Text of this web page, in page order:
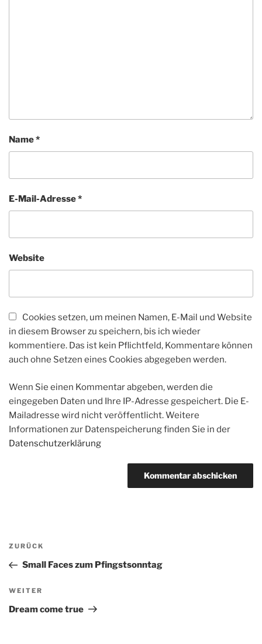
Name*
E-Mail-Adresse*
Website
Cookies setzen, um meinen Namen, E-Mail und Website
in diesem Browser zu speichern, bis ich wieder
kommentiere. Das ist kein Pflichtfeld, Kommentare können
auch ohne Setzen eines Cookies abgegeben werden.
Wenn Sie einen Kommentar abgeben, werden die
eingegeben Daten und Ihre IP-Adresse gespeichert. Die E-
Mailadresse wird nicht veröffentlicht. Weitere
Informationen zur Datenspeicherung finden Sie in der
Datenschutzerklärung
Beitragsnavigation
Vorheriger
Beitrag
ZURÜCK
Small Faces zum Pfingstsonntag
Nächster
Beitrag
WEITER
Dream come true